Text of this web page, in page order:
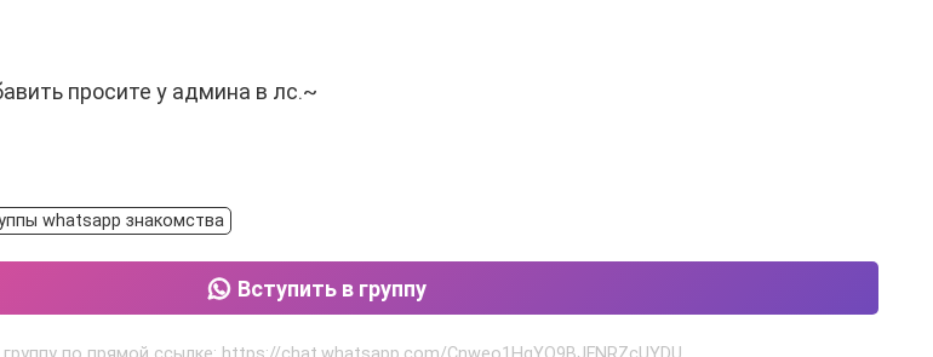
просите у админа в лс.~
whatsapp знакомства
Вступить в группу